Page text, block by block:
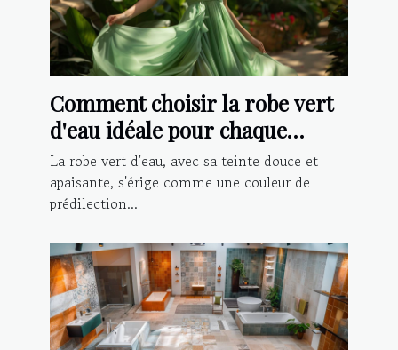
Comment choisir la robe vert
d'eau idéale pour chaque
occasion ?
La robe vert d'eau, avec sa teinte douce et
apaisante, s'érige comme une couleur de
prédilection...